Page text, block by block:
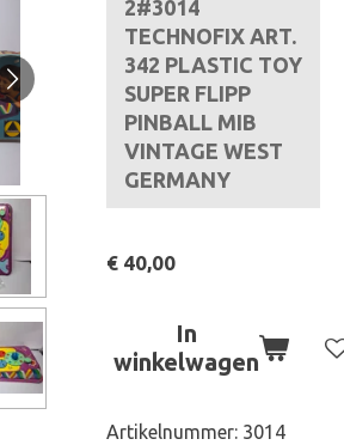
2#3014
TECHNOFIX ART.
342 PLASTIC TOY
SUPER FLIPP
PINBALL MIB
VINTAGE WEST
GERMANY
€ 40,00
In
winkelwagen
Artikelnummer: 3014